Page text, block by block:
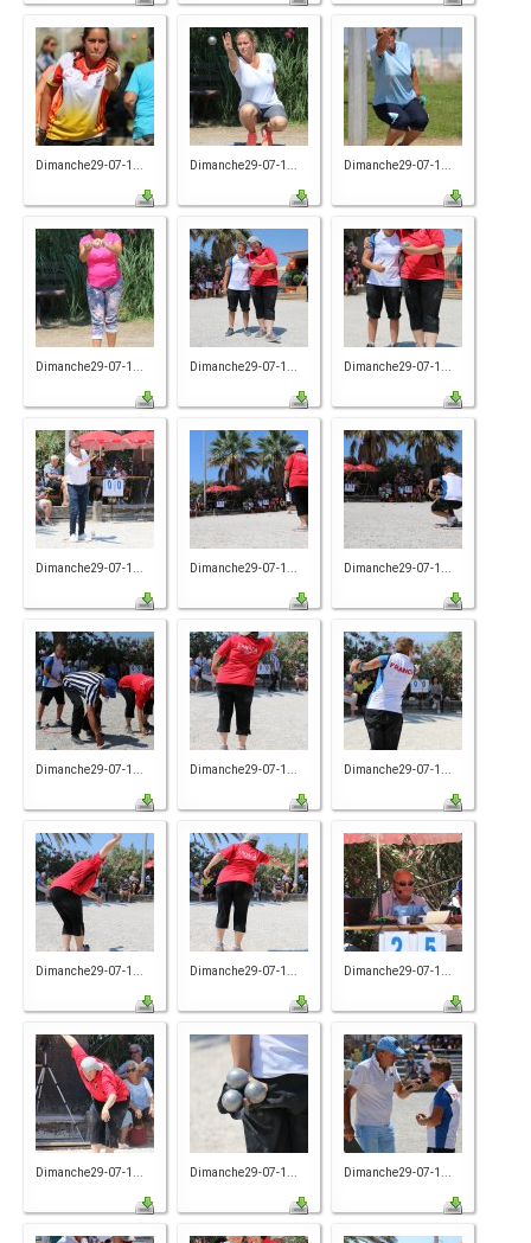
Dimanche29-07-1... Dimanche29-07-1... Dimanche29-07-1...
Dimanche29-07-1... Dimanche29-07-1... Dimanche29-07-1...
Dimanche29-07-1... Dimanche29-07-1... Dimanche29-07-1...
Dimanche29-07-1... Dimanche29-07-1... Dimanche29-07-1...
Dimanche29-07-1... Dimanche29-07-1... Dimanche29-07-1...
Dimanche29-07-1... Dimanche29-07-1... Dimanche29-07-1...